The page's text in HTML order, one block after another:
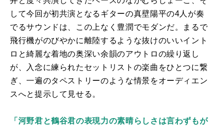
して今回が初共演となるギターの真壁陽平の4人が奏
でるサウンドは、この上なく豊潤でモダンだ。まるで
飛行機がのびやかに離陸するような抜けのいいイント
ロと綺麗な着地の奥深い余韻のアウトロの繰り返し
が、入念に練られたセットリストの楽曲をひとつに繋
ぎ、一遍のタペストリーのような情景をオーディエン
スへと提示して見せる。
「河野君と鶴谷君の表現力の素晴らしさは言わずもが